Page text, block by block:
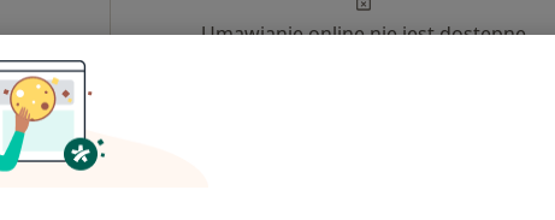
•
Umawianie online nie jest dostępne